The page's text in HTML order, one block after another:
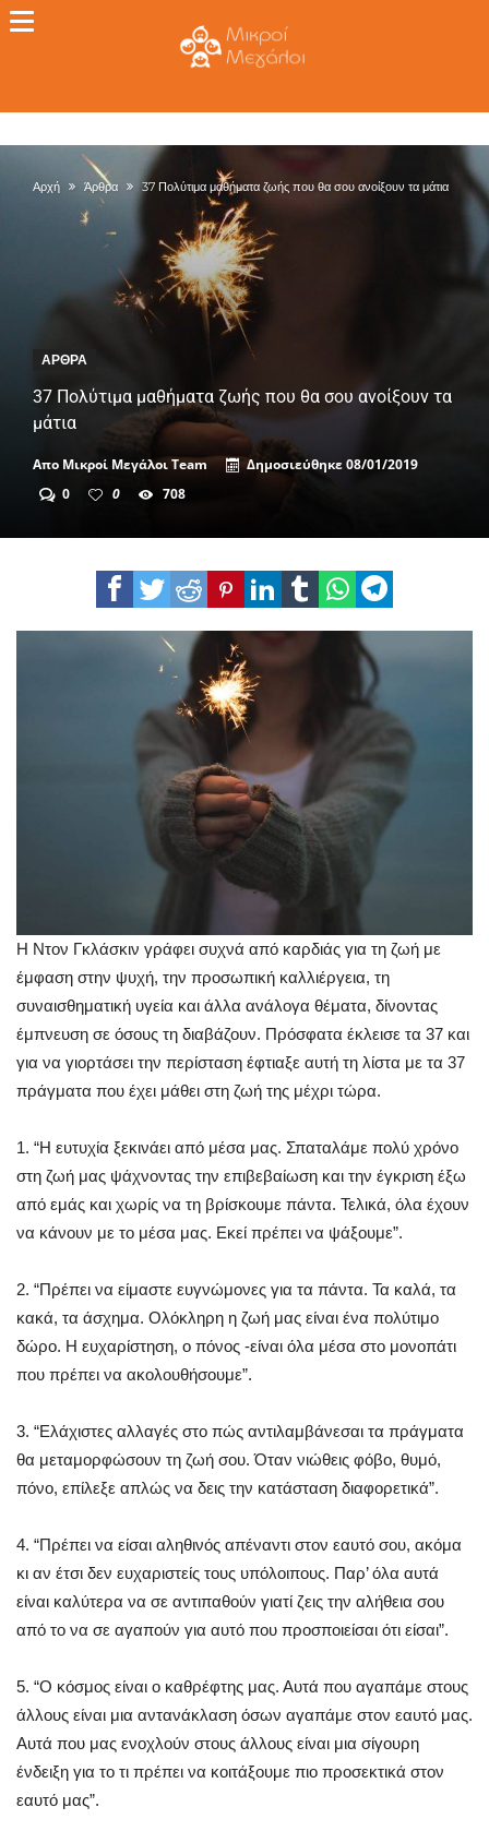
Αρχή Άρθρα 37 Πολύτιμα μαθήματα ζωής που θα σου ανοίξουν τα μάτια
ΆΡΘΡΑ
37 Πολύτιμα μαθήματα ζωής που θα σου ανοίξουν τα
μάτια
Απο Μικροί Μεγάλοι Team Δημοσιεύθηκε08/01/2019
0
0 708
Η Ντον Γκλάσκιν γράφει συχνά από καρδιάς για τη ζωή με
έμφαση στην ψυχή, την προσωπική καλλιέργεια, τη
συναισθηματική υγεία και άλλα ανάλογα θέματα, δίνοντας
έμπνευση σε όσους τη διαβάζουν. Πρόσφατα έκλεισε τα 37 και
για να γιορτάσει την περίσταση έφτιαξε αυτή τη λίστα με τα 37
πράγματα που έχει μάθει στη ζωή της μέχρι τώρα.
1. “Η ευτυχία ξεκινάει από μέσα μας. Σπαταλάμε πολύ χρόνο
στη ζωή μας ψάχνοντας την επιβεβαίωση και την έγκριση έξω
από εμάς και χωρίς να τη βρίσκουμε πάντα. Τελικά, όλα έχουν
να κάνουν με το μέσα μας. Εκεί πρέπει να ψάξουμε”.
2. “Πρέπει να είμαστε ευγνώμονες για τα πάντα. Τα καλά, τα
κακά, τα άσχημα. Ολόκληρη η ζωή μας είναι ένα πολύτιμο
δώρο. Η ευχαρίστηση, ο πόνος -είναι όλα μέσα στο μονοπάτι
που πρέπει να ακολουθήσουμε”.
3. “Ελάχιστες αλλαγές στο πώς αντιλαμβάνεσαι τα πράγματα
θα μεταμορφώσουν τη ζωή σου. Όταν νιώθεις φόβο, θυμό,
πόνο, επίλεξε απλώς να δεις την κατάσταση διαφορετικά”.
4. “Πρέπει να είσαι αληθινός απέναντι στον εαυτό σου, ακόμα
κι αν έτσι δεν ευχαριστείς τους υπόλοιπους. Παρ’ όλα αυτά
είναι καλύτερα να σε αντιπαθούν γιατί ζεις την αλήθεια σου
από το να σε αγαπούν για αυτό που προσποιείσαι ότι είσαι”.
5. “Ο κόσμος είναι ο καθρέφτης μας. Αυτά που αγαπάμε στους
άλλους είναι μια αντανάκλαση όσων αγαπάμε στον εαυτό μας.
Αυτά που μας ενοχλούν στους άλλους είναι μια σίγουρη
ένδειξη για το τι πρέπει να κοιτάξουμε πιο προσεκτικά στον
εαυτό μας”.